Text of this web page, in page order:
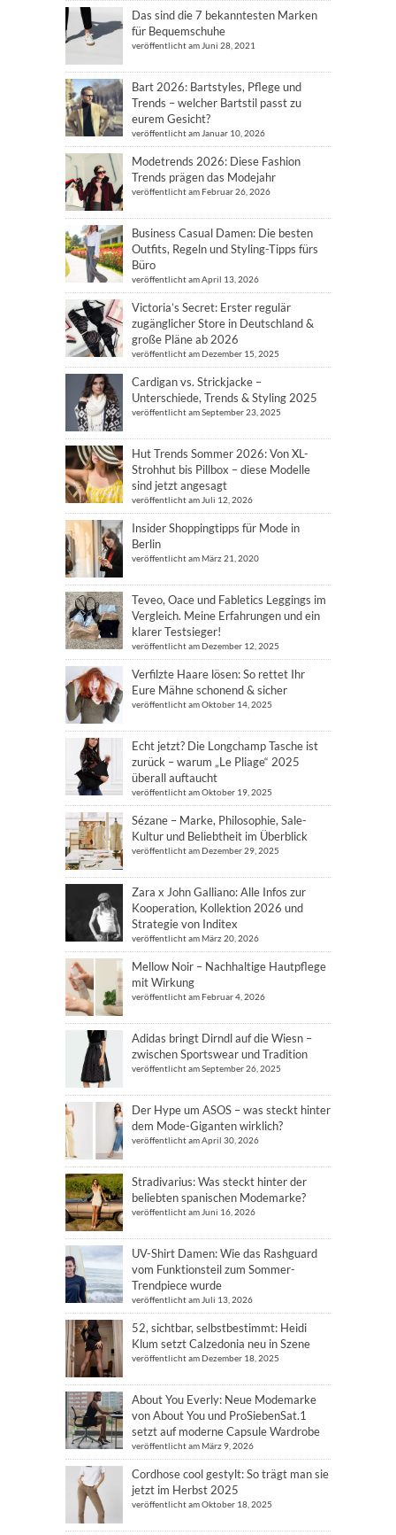
Das sind die 7 bekanntesten Marken
für Bequemschuhe
veröffentlicht am Juni 28, 2021
Bart 2026: Bartstyles, Pflege und
Trends – welcher Bartstil passt zu
eurem Gesicht?
veröffentlicht am Januar 10, 2026
Modetrends 2026: Diese Fashion
Trends prägen das Modejahr
veröffentlicht am Februar 26, 2026
Business Casual Damen: Die besten
Outfits, Regeln und Styling-Tipps fürs
Büro
veröffentlicht am April 13, 2026
Victoria’s Secret: Erster regulär
zugänglicher Store in Deutschland &
große Pläne ab 2026
veröffentlicht am Dezember 15, 2025
Cardigan vs. Strickjacke –
Unterschiede, Trends & Styling 2025
veröffentlicht am September 23, 2025
Hut Trends Sommer 2026: Von XL-
Strohhut bis Pillbox – diese Modelle
sind jetzt angesagt
veröffentlicht am Juli 12, 2026
Insider Shoppingtipps für Mode in
Berlin
veröffentlicht am März 21, 2020
Teveo, Oace und Fabletics Leggings im
Vergleich. Meine Erfahrungen und ein
klarer Testsieger!
veröffentlicht am Dezember 12, 2025
Verfilzte Haare lösen: So rettet Ihr
Eure Mähne schonend & sicher
veröffentlicht am Oktober 14, 2025
Echt jetzt? Die Longchamp Tasche ist
zurück – warum „Le Pliage“ 2025
überall auftaucht
veröffentlicht am Oktober 19, 2025
Sézane – Marke, Philosophie, Sale-
Kultur und Beliebtheit im Überblick
veröffentlicht am Dezember 29, 2025
Zara x John Galliano: Alle Infos zur
Kooperation, Kollektion 2026 und
Strategie von Inditex
veröffentlicht am März 20, 2026
Mellow Noir – Nachhaltige Hautpflege
mit Wirkung
veröffentlicht am Februar 4, 2026
Adidas bringt Dirndl auf die Wiesn –
zwischen Sportswear und Tradition
veröffentlicht am September 26, 2025
Der Hype um ASOS – was steckt hinter
dem Mode-Giganten wirklich?
veröffentlicht am April 30, 2026
Stradivarius: Was steckt hinter der
beliebten spanischen Modemarke?
veröffentlicht am Juni 16, 2026
UV-Shirt Damen: Wie das Rashguard
vom Funktionsteil zum Sommer-
Trendpiece wurde
veröffentlicht am Juli 13, 2026
52, sichtbar, selbstbestimmt: Heidi
Klum setzt Calzedonia neu in Szene
veröffentlicht am Dezember 18, 2025
About You Everly: Neue Modemarke
von About You und ProSiebenSat.1
setzt auf moderne Capsule Wardrobe
veröffentlicht am März 9, 2026
Cordhose cool gestylt: So trägt man sie
jetzt im Herbst 2025
veröffentlicht am Oktober 18, 2025